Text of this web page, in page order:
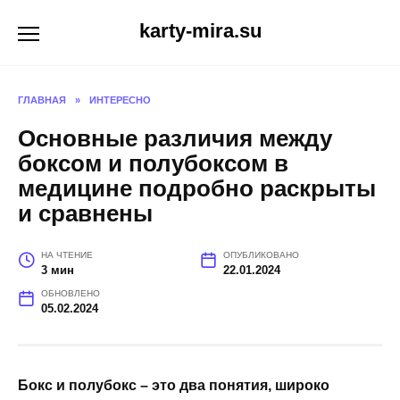
karty-mira.su
ГЛАВНАЯ » ИНТЕРЕСНО
Основные различия между
боксом и полубоксом в
медицине подробно раскрыты
и сравнены
НА ЧТЕНИЕ
3 мин
ОПУБЛИКОВАНО
22.01.2024
ОБНОВЛЕНО
05.02.2024
Бокс и полубокс – это два понятия, широко